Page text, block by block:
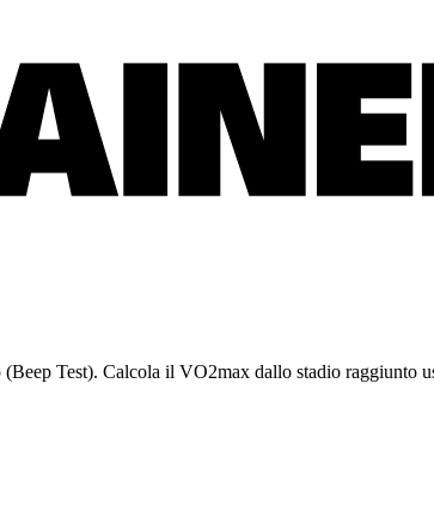
Test). Calcola il VO2max dallo stadio raggiunto